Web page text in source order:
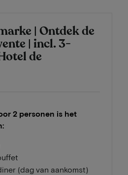
| Ontdek de
| incl. 3-
de
2 personen is het
(dag van aankomst)